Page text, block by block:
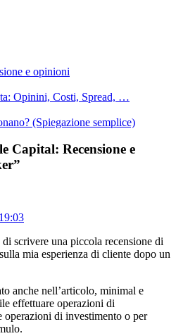
e opinioni
Opinini, Costi, Spread, …
(Spiegazione semplice)
Capital: Recensione e
scrivere una piccola recensione di
mia esperienza di cliente dopo un
anche nell’articolo, minimal e
effettuare operazioni di
operazioni di investimento o per